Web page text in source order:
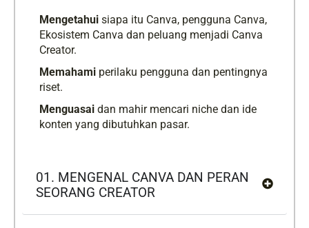
Mengetahui siapa itu Canva, pengguna Canva,
Ekosistem Canva dan peluang menjadi Canva
Creator.
Memahami perilaku pengguna dan pentingnya
riset.
Menguasai dan mahir mencari niche dan ide
konten yang dibutuhkan pasar.
01. MENGENAL CANVA DAN PERAN
SEORANG CREATOR